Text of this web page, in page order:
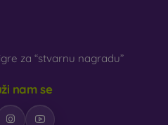
za “stvarnu nagradu”
nam se